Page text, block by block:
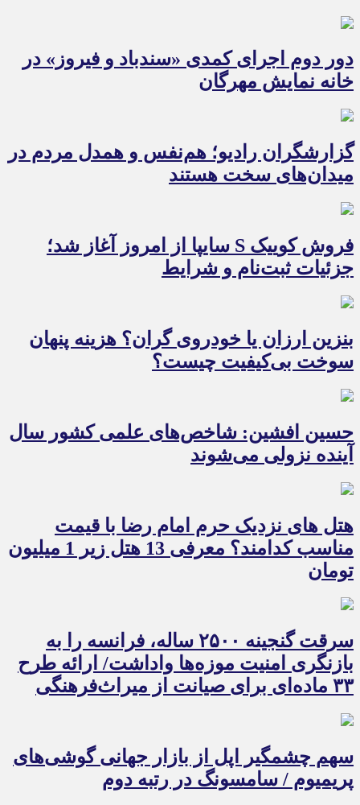
دور دوم اجرای کمدی «سندباد و فیروز» در
خانه نمایش مهرگان
گزارشگران رادیو؛ هم‌نفس و همدل مردم در
میدان‌های سخت هستند
فروش کوییک S سایپا از امروز آغاز شد؛
جزئیات ثبت‌نام و شرایط
بنزین ارزان یا خودروی گران؟ هزینه پنهان
سوخت بی‌کیفیت چیست؟
حسین افشین: شاخص‌های علمی کشور سال
آینده نزولی می‌شوند
هتل های نزدیک حرم امام رضا با قیمت
مناسب کدامند؟ معرفی 13 هتل زیر 1 میلیون
تومان
سرقت گنجینه ۲۵۰۰ ساله، فرانسه را به
بازنگری امنیت موزه‌ها واداشت/ ارائه طرح
۳۳ ماده‌ای برای صیانت از میراث‌فرهنگی
سهم چشمگیر اپل از بازار جهانی گوشی‌های
پریمیوم / سامسونگ در رتبه دوم